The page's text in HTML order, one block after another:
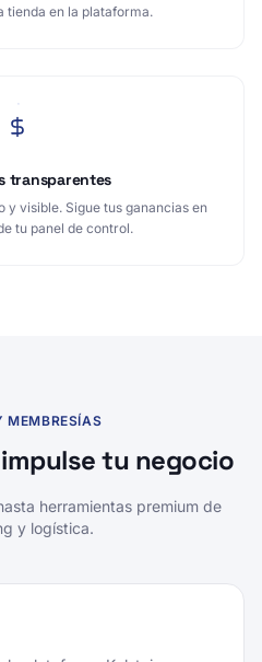
tienda en la plataforma.
transparentes
y visible. Sigue tus ganancias en
tu panel de control.
MEMBRESÍAS
tu negocio
herramientas premium de
y logística.